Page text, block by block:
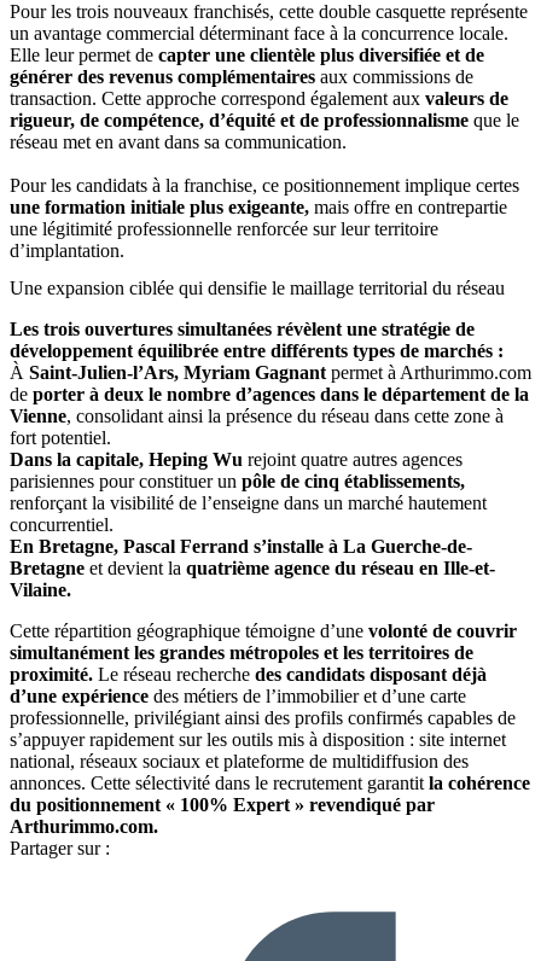
Pour les trois nouveaux franchisés, cette double casquette représente
un avantage commercial déterminant face à la concurrence locale.
Elle leur permet de capter une clientèle plus diversifiée et de
générer des revenus complémentaires aux commissions de
transaction. Cette approche correspond également aux valeurs de
rigueur, de compétence, d’équité et de professionnalisme que le
réseau met en avant dans sa communication.
Pour les candidats à la franchise, ce positionnement implique certes
une formation initiale plus exigeante, mais offre en contrepartie
une légitimité professionnelle renforcée sur leur territoire
d’implantation.
Une expansion ciblée qui densifie le maillage territorial du réseau
Les trois ouvertures simultanées révèlent une stratégie de
développement équilibrée entre différents types de marchés :
À Saint-Julien-l’Ars, Myriam Gagnant permet à Arthurimmo.com
de porter à deux le nombre d’agences dans le département de la
Vienne, consolidant ainsi la présence du réseau dans cette zone à
fort potentiel.
Dans la capitale, Heping Wu rejoint quatre autres agences
parisiennes pour constituer un pôle de cinq établissements,
renforçant la visibilité de l’enseigne dans un marché hautement
concurrentiel.
En Bretagne, Pascal Ferrand s’installe à La Guerche-de-
Bretagne et devient la quatrième agence du réseau en Ille-et-
Vilaine.
Cette répartition géographique témoigne d’une volonté de couvrir
simultanément les grandes métropoles et les territoires de
proximité. Le réseau recherche des candidats disposant déjà
d’une expérience des métiers de l’immobilier et d’une carte
professionnelle, privilégiant ainsi des profils confirmés capables de
s’appuyer rapidement sur les outils mis à disposition : site internet
national, réseaux sociaux et plateforme de multidiffusion des
annonces. Cette sélectivité dans le recrutement garantit la cohérence
du positionnement « 100% Expert » revendiqué par
Arthurimmo.com.
Partager sur :